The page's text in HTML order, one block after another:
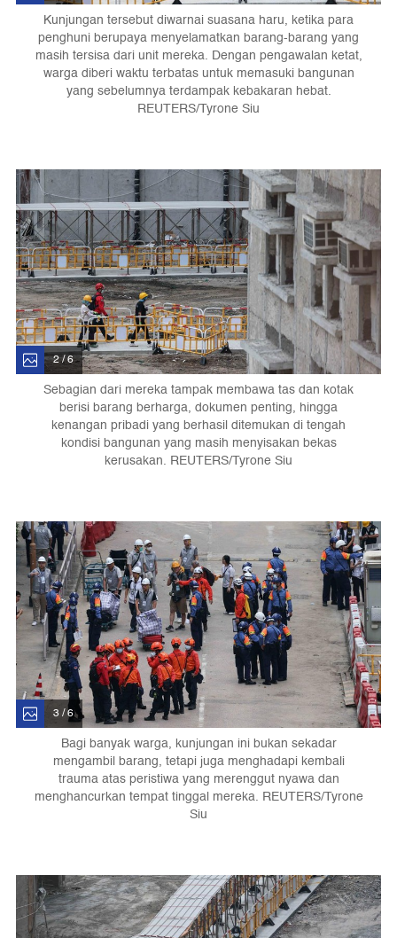
Kunjungan tersebut diwarnai suasana haru, ketika para
penghuni berupaya menyelamatkan barang-barang yang
masih tersisa dari unit mereka. Dengan pengawalan ketat,
warga diberi waktu terbatas untuk memasuki bangunan
yang sebelumnya terdampak kebakaran hebat.
REUTERS/Tyrone Siu
2 / 6
Sebagian dari mereka tampak membawa tas dan kotak
berisi barang berharga, dokumen penting, hingga
kenangan pribadi yang berhasil ditemukan di tengah
kondisi bangunan yang masih menyisakan bekas
kerusakan. REUTERS/Tyrone Siu
3 / 6
Bagi banyak warga, kunjungan ini bukan sekadar
mengambil barang, tetapi juga menghadapi kembali
trauma atas peristiwa yang merenggut nyawa dan
menghancurkan tempat tinggal mereka. REUTERS/Tyrone
Siu